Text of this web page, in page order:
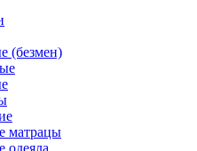
(безмен)
матрацы
одеяла